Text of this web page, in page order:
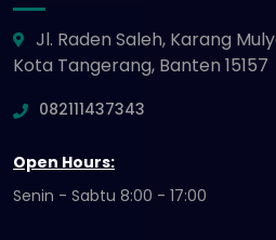
Jl. Raden Saleh, Karang
Kota Tangerang, Banten 15157
082111437343
Open Hours:
Senin - Sabtu 8:00 - 17:00